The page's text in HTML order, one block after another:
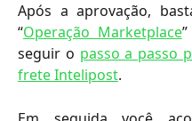
Após a aprovação,
“Operação Marketplace
seguir o passo a passo
frete Intelipost.